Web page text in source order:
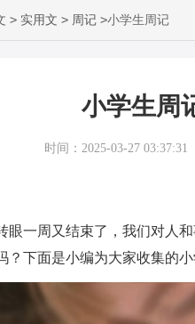
> 实用文 > 周记 >小学生周记
小学生周
时间：2025-03-27 03:37:31
一周又结束了，我们对人和
下面是小编为大家收集的